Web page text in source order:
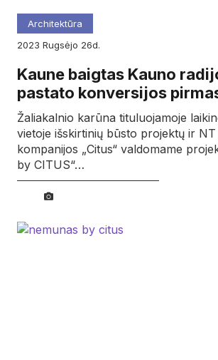
Architektūra
2023
rugsėjo 26d.
Kaune baigtas Kauno
pastato konversijos
Žaliakalnio karūna tituluojamoje
vietoje išskirtinių būsto projektų ir
kompanijos „Citus“ valdomame
by CITUS“…